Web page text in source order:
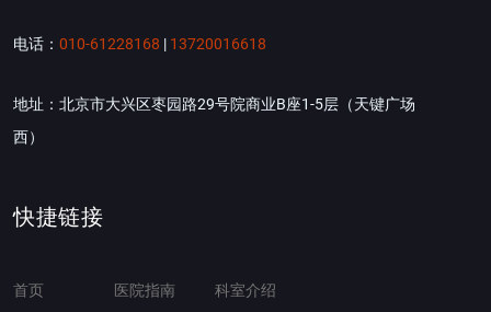
电话： 010-61228168 | 13720016618
地址：北京市大兴区枣园路29号院商业B座1-5层（天键广场
西）
快捷链接
首页 医院指南 科室介绍